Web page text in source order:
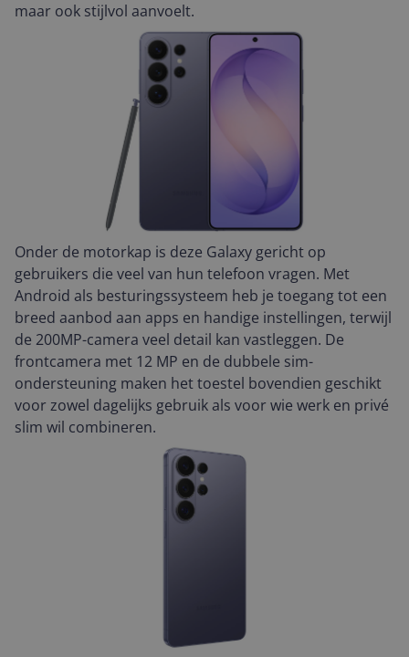
maar ook stijlvol aanvoelt.
Onder de motorkap is deze Galaxy gericht op
gebruikers die veel van hun telefoon vragen. Met
Android als besturingssysteem heb je toegang tot een
breed aanbod aan apps en handige instellingen, terwijl
de 200MP-camera veel detail kan vastleggen. De
frontcamera met 12 MP en de dubbele sim-
ondersteuning maken het toestel bovendien geschikt
voor zowel dagelijks gebruik als voor wie werk en privé
slim wil combineren.